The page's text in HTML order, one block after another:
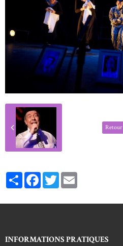
Retour
PartagerFacebookTwitter
INFORMATIONS PRATIQUES